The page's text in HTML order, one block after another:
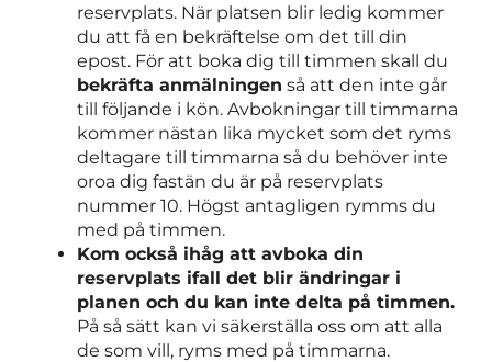
reservplats. När platsen blir ledig kommer
du att få en bekräftelse om det till din
epost. För att boka dig till timmen skall du
bekräfta anmälningen så att den inte går
till följande i kön. Avbokningar till timmarna
kommer nästan lika mycket som det ryms
deltagare till timmarna så du behöver inte
oroa dig fastän du är på reservplats
nummer 10. Högst antagligen rymms du
med på timmen.
Kom också ihåg att avboka din
reservplats ifall det blir ändringar i
planen och du kan inte delta på timmen.
På så sätt kan vi säkerställa oss om att alla
de som vill, ryms med på timmarna.